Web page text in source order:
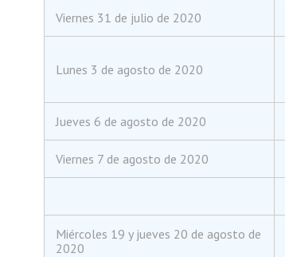
Viernes 31 de julio de 2020
Lunes 3 de agosto de 2020
Jueves 6 de agosto de 2020
Viernes 7 de agosto de 2020
Miércoles 19 y jueves 20 de agosto de
2020